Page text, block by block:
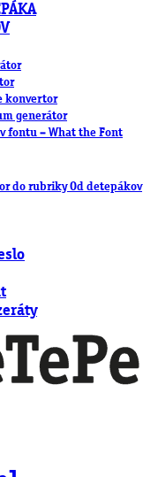
konvertor
generátor
fontu – What the Font
do rubriky Od detepákov